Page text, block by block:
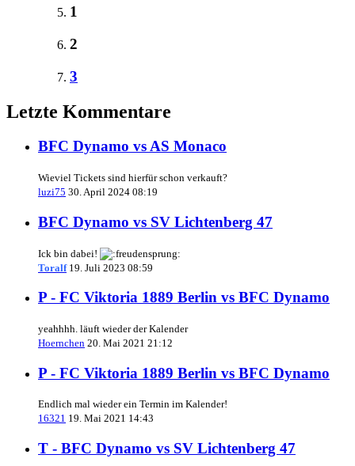
1
2
3
Letzte Kommentare
BFC Dynamo vs AS Monaco
Wieviel Tickets sind hierfür schon verkauft?
luzi75 30. April 2024 08:19
BFC Dynamo vs SV Lichtenberg 47
Ick bin dabei!
Toralf 19. Juli 2023 08:59
P - FC Viktoria 1889 Berlin vs BFC Dynamo
yeahhhh. läuft wieder der Kalender
Hoernchen 20. Mai 2021 21:12
P - FC Viktoria 1889 Berlin vs BFC Dynamo
Endlich mal wieder ein Termin im Kalender!
16321 19. Mai 2021 14:43
T - BFC Dynamo vs SV Lichtenberg 47